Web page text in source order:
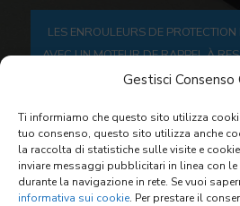
Gestisci Consenso
Ti informiamo che questo sito utilizza
tuo consenso, questo sito utilizza anche
la raccolta di statistiche sulle visite e
inviare messaggi pubblicitari in linea con le
durante la navigazione in rete. Se vuoi
informativa sui cookie. Per prestare il
LES ENROULEURS DE
AVEC UN MOTEUR DE RAPPEL À
SYSTÈME